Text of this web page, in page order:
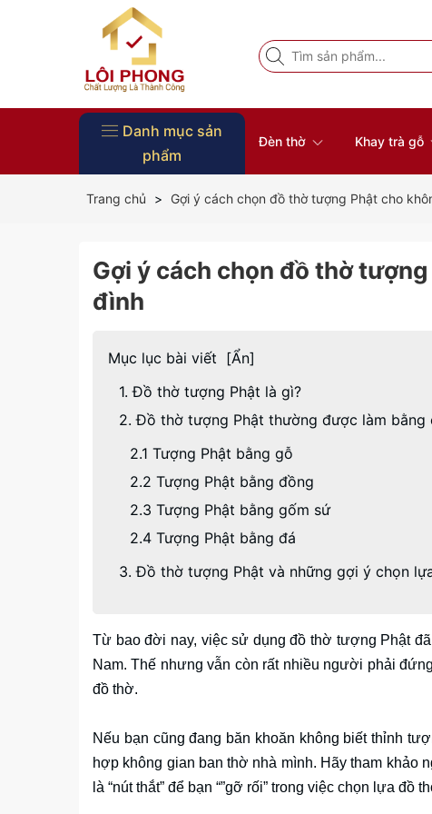
Danh mục sản
phẩm
Đèn thờ Khay trà gỗ
Trang chủ Gợi ý cách chọn đồ thờ tượng Phật cho
Gợi ý cách chọn đồ thờ
đình
Mục lục bài viết [Ẩn]
1. Đồ thờ tượng Phật là gì?
2. Đồ thờ tượng Phật thường được làm bằng
2.1 Tượng Phật bằng gỗ
2.2 Tượng Phật bằng đồng
2.3 Tượng Phật bằng gốm sứ
2.4 Tượng Phật bằng đá
3. Đồ thờ tượng Phật và những gợi ý chọn
Từ bao đời nay, việc sử dụng đồ thờ tượng Phật
Nam. Thế nhưng vẫn còn rất nhiều người phải
đồ thờ.
Nếu bạn cũng đang băn khoăn không biết thỉnh
hợp không gian ban thờ nhà mình. Hãy tham khảo
là “nút thắt” để bạn “”gỡ rối” trong việc chọn lựa đồ